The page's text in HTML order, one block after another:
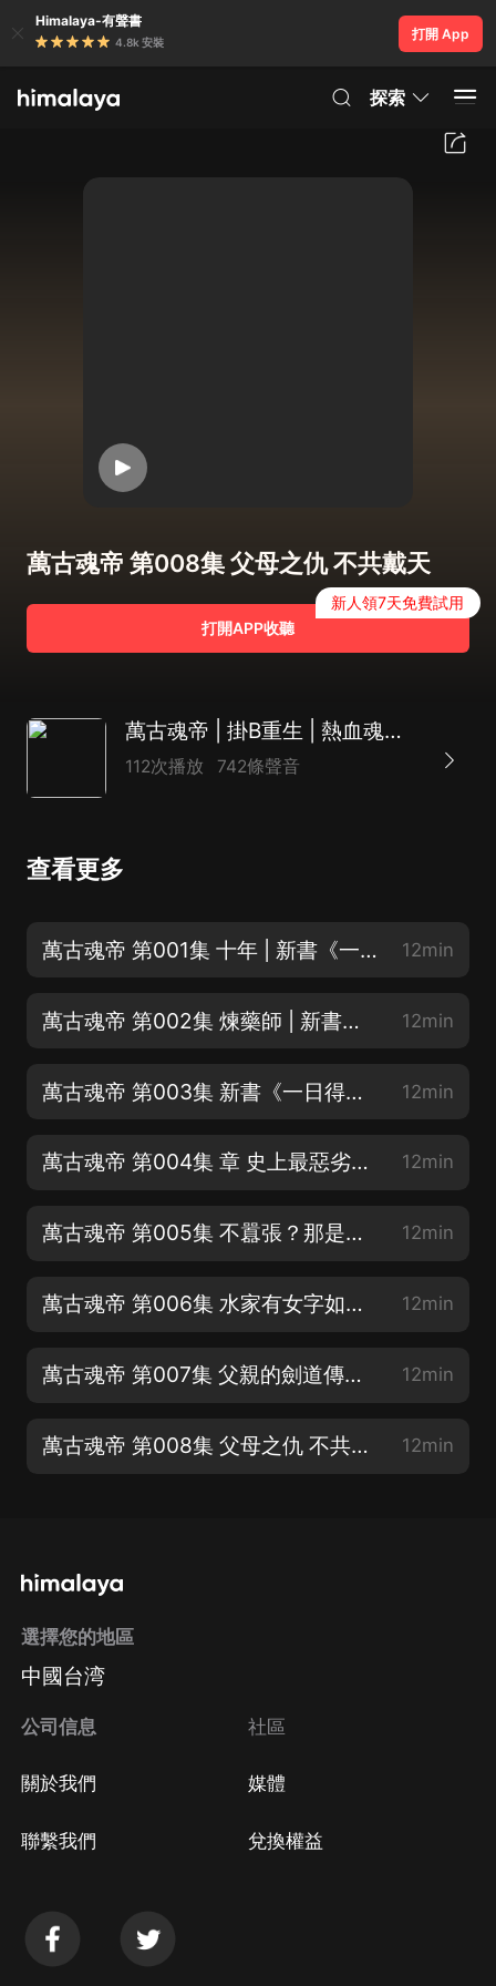
Himalaya-有聲書
4.8k 安裝
打開 App
探索
萬古魂帝 第008集 父母之仇 不共戴天
打開APP收聽
新人領7天免費試用
萬古魂帝 | 掛B重生 | 熱血魂帝斬滅世間一切敵
112次播放 742條聲音
查看更多
萬古魂帝 第001集 十年 | 新書《一日得道》已經上架【求訂閱 12min
萬古魂帝 第002集 煉藥師 | 新書《一日得道》已經上架，多女主【求訂閱 12min
萬古魂帝 第003集 新書《一日得道》已經上架【求訂閱，求月票》多女主哈 12min
萬古魂帝 第004集 章 史上最惡劣的敲詐 | 每晚10：00 開始直播 12min
萬古魂帝 第005集 不囂張？那是古藏龍？| 好聽的話，要分享呦 12min
萬古魂帝 第006集 水家有女字如清 | 謝謝投給我月票小耳朵 12min
萬古魂帝 第007集 父親的劍道傳承 | 開局爆更 12min
萬古魂帝 第008集 父母之仇 不共戴天 12min
選擇您的地區
中國台湾
公司信息
關於我們
聯繫我們
社區
媒體
兌換權益